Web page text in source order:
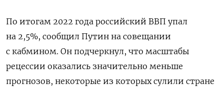
По итогам 2022 года российский ВВП упал
на 2,5%, сообщил Путин на совещании
с кабмином. Он подчеркнул, что масштабы
рецессии оказались значительно меньше
прогнозов, некоторые из которых сулили стране